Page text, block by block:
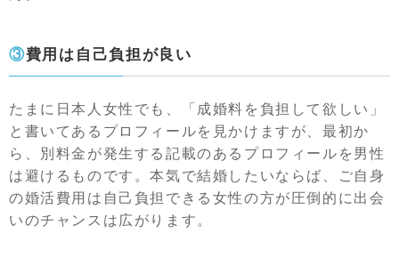
③費用は自己負担が良い
たまに日本人女性でも、「成婚料を負担して欲しい」
と書いてあるプロフィールを見かけますが、最初か
ら、別料金が発生する記載のあるプロフィールを男性
は避けるものです。本気で結婚したいならば、ご自身
の婚活費用は自己負担できる女性の方が圧倒的に出会
いのチャンスは広がります。